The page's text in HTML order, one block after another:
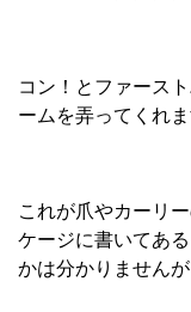
コン！とファース
ームを弄ってくれま
これが爪やカーリ
ケージに書いてあ
かは分かりませんが